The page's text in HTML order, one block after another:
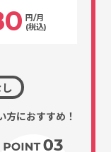
円/月
(税込)
におすすめ！